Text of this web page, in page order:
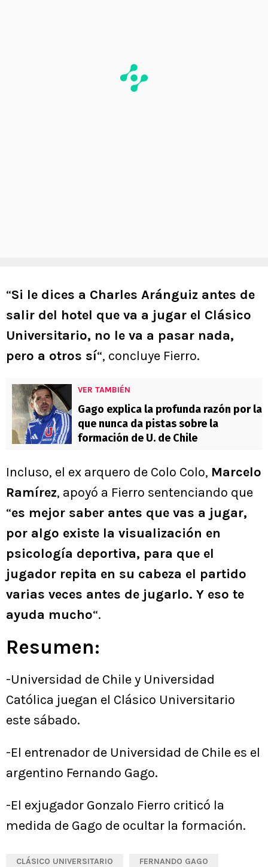
“Si le dices a Charles Aránguiz antes de
salir del hotel que va a jugar el Clásico
Universitario, no le va a pasar nada,
pero a otros sí“, concluye Fierro.
VER TAMBIÉN
Gago explica la profunda razón por la
que nunca da pistas sobre la
formación de U. de Chile
Incluso, el ex arquero de Colo Colo, Marcelo
Ramírez, apoyó a Fierro sentenciando que
“es mejor saber antes que vas a jugar,
por algo existe la visualización en
psicología deportiva, para que el
jugador repita en su cabeza el partido
varias veces antes de jugarlo. Y eso te
ayuda mucho“.
Resumen:
-Universidad de Chile y Universidad
Católica juegan el Clásico Universitario
este sábado.
-El entrenador de Universidad de Chile es el
argentino Fernando Gago.
-El exjugador Gonzalo Fierro criticó la
medida de Gago de ocultar la formación.
CLÁSICO UNIVERSITARIO FERNANDO GAGO